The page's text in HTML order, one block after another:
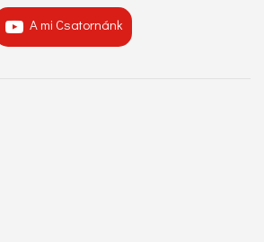
A mi Csatornánk